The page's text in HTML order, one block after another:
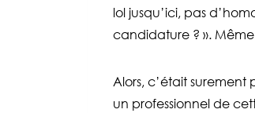
lol jusqu’ici, pas
candidature ? ». Même
Alors, c’était
un professionnel de